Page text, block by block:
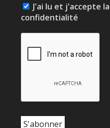
J'ai lu et j'accepte
confidentialité